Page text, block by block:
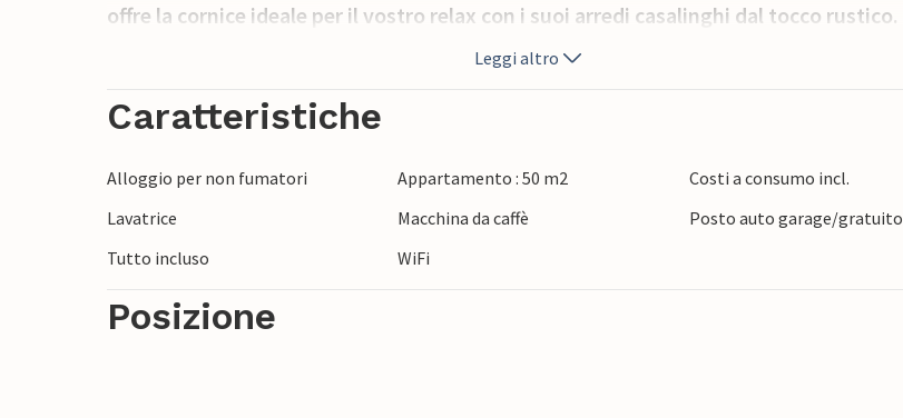
offre la cornice ideale per il vostro relax con i suoi arredi casalinghi dal tocco rustico.
Approfittate della vicinanza alla spiaggia per fare bagni rinfrescanti nell'Oceano
Atlantico e per prendere il sole sulla sabbia calda. Chipiona incanta con spiagge
dune. Il faro e le due antiche chiese testimoniano la lunga storia del villaggio.
Trascorrete una vacanza rilassante nell'appartamento vicino alla spiaggia.
Leggi altro
Caratteristiche
Alloggio per non fumatori Appartamento : 50 m2
Costi a consumo incl.
Lavatrice
Macchina da caffè
Posto auto garage/gratuito
Tutto incluso
WiFi
Posizione